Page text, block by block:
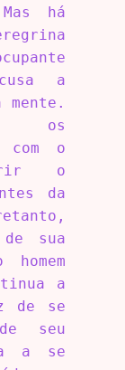
há
a
os
com o
o
da
sua
a
de se
seu
a se